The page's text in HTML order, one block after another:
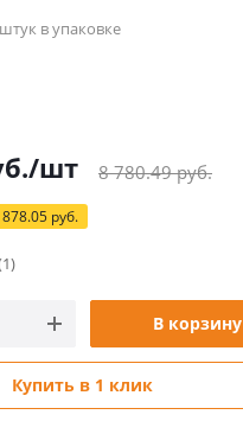
в упаковке
/шт 8 780.49руб.
878.05 руб.
В корзину
Купить в 1 клик